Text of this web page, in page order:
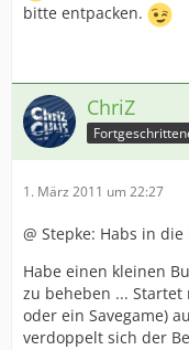
bitte entpacken.
ChriZ
1. März 2011 um 22:27
@ Stepke: Habs in
Habe einen kleinen
zu beheben ... Startet
oder ein Savegame)
verdoppelt sich der